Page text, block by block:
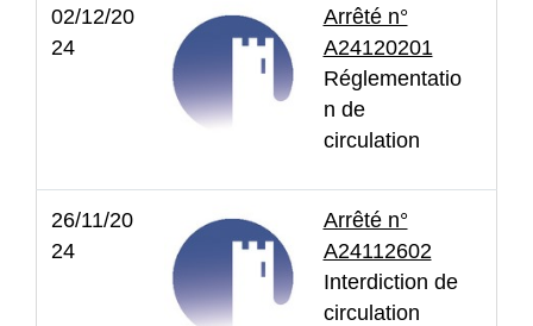
02/12/20
24
Arrêté n°
A24120201
Réglementatio
n de
circulation
26/11/20
24
Arrêté n°
A24112602
Interdiction de
circulation